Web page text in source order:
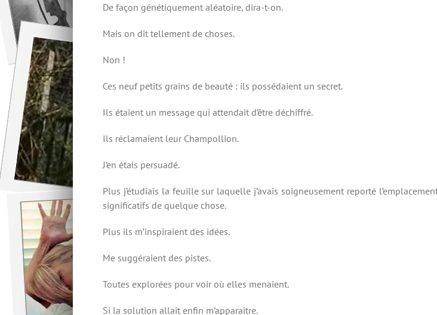
De façon génétiquement aléatoire, dira-t-on.
Mais on dit tellement de choses.
Non !
Ces neuf petits grains de beauté : ils possédaient un secret.
Ils étaient un message qui attendait d’être déchiffré.
Ils réclamaient leur Champollion.
J’en étais persuadé.
Plus j’étudiais la feuille sur laquelle j’avais soigneusement reporté
significatifs de quelque chose.
Plus ils m’inspiraient des idées.
Me suggéraient des pistes.
Toutes explorées pour voir où elles menaient.
Si la solution allait enfin m’apparaître.